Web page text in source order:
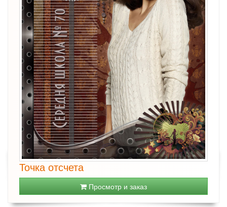
Точка отсчета
Просмотр и заказ